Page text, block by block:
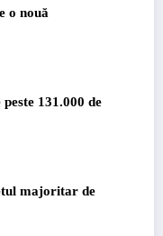
o nouă
131.000 de
majoritar de